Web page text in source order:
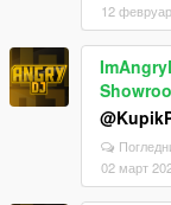
12
02 март